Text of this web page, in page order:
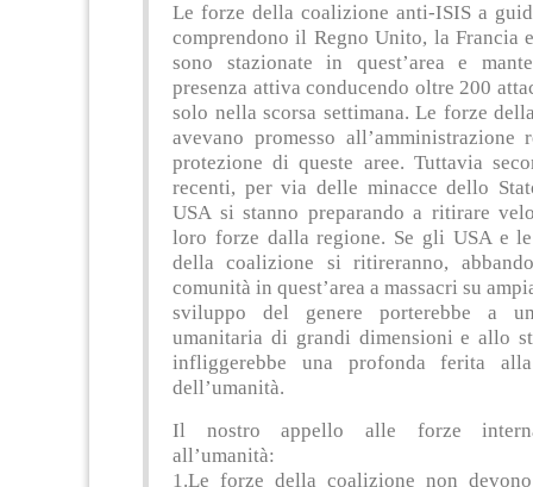
Le forze della coalizione anti-ISIS a
comprendono il Regno Unito, la Francia
sono stazionate in quest’area e
presenza attiva conducendo oltre 200
solo nella scorsa settimana. Le forze
avevano promesso all’amministrazione
protezione di queste aree. Tuttavia
recenti, per via delle minacce dello
USA si stanno preparando a ritirare
loro forze dalla regione. Se gli USA e
della coalizione si ritireranno,
comunità in quest’area a massacri su
sviluppo del genere porterebbe a
umanitaria di grandi dimensioni e allo
infliggerebbe una profonda ferita
dell’umanità.
Il nostro appello alle forze
all’umanità:
1.Le forze della coalizione non